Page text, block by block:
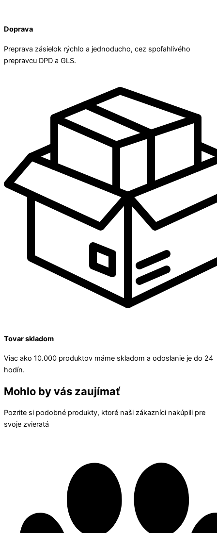
Doprava
Preprava zásielok rýchlo a jednoducho, cez spoľahlivého
prepravcu DPD a GLS.
Tovar skladom
Viac ako 10.000 produktov máme skladom a odoslanie je do 24
hodín.
Mohlo by vás zaujímať
Pozrite si podobné produkty, ktoré naši zákazníci nakúpili pre
svoje zvieratá